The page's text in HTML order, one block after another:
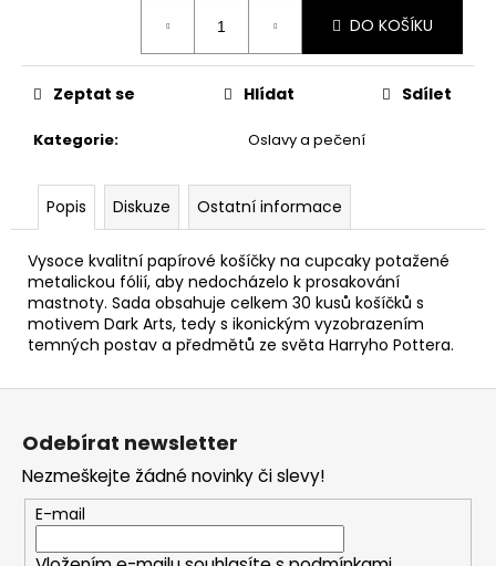
DO KOŠÍKU
Kategorie: Oslavy a pečení
Zeptat se Hlídat Sdílet
Popis Diskuze Ostatní informace
Vysoce kvalitní papírové košíčky na cupcaky potažené
metalickou fólií, aby nedocházelo k prosakování
mastnoty. Sada obsahuje celkem 30 kusů košíčků s
motivem Dark Arts, tedy s ikonickým vyzobrazením
temných postav a předmětů ze světa Harryho Pottera.
u
e
m
JÍZDENKA
BRADAVIC,
KOVOVÁ
REPLIKA,
HARRY
POTTER
Kč
Z
Odebírat newsletter
Nezmeškejte žádné novinky či slevy!
E-mail